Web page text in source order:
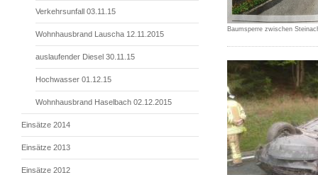
Verkehrsunfall 03.11.15
Wohnhausbrand Lauscha 12.11.2015
auslaufender Diesel 30.11.15
Hochwasser 01.12.15
Wohnhausbrand Haselbach 02.12.2015
Einsätze 2014
Einsätze 2013
Einsätze 2012
Baumsperre zwischen